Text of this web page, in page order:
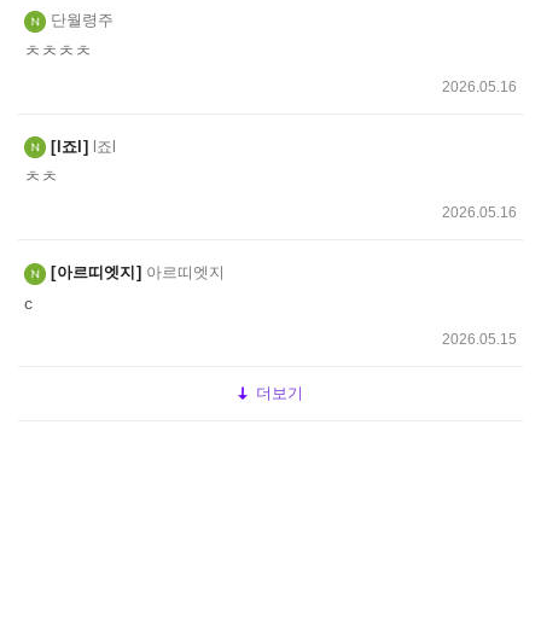
단월령주
ㅊㅊㅊㅊ
2026.05.16
l죠l l죠l
ㅊㅊ
2026.05.16
아르띠엣지 아르띠엣지
c
2026.05.15
더보기